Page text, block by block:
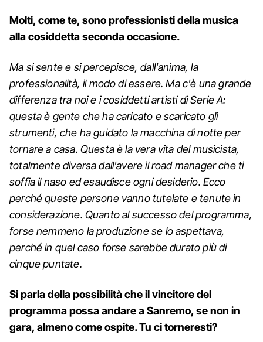
Molti, come te, sono professionisti della musica
alla cosiddetta seconda occasione.
Ma si sente e si percepisce, dall'anima, la
professionalità, il modo di essere. Ma c'è una grande
differenza tra noi e i cosiddetti artisti di Serie A:
questa è gente che ha caricato e scaricato gli
strumenti, che ha guidato la macchina di notte per
tornare a casa. Questa è la vera vita del musicista,
totalmente diversa dall'avere il road manager che ti
soffia il naso ed esaudisce ogni desiderio. Ecco
perché queste persone vanno tutelate e tenute in
considerazione. Quanto al successo del programma,
forse nemmeno la produzione se lo aspettava,
perché in quel caso forse sarebbe durato più di
cinque puntate.
Si parla della possibilità che il vincitore del
programma possa andare a Sanremo, se non in
gara, almeno come ospite. Tu ci torneresti?